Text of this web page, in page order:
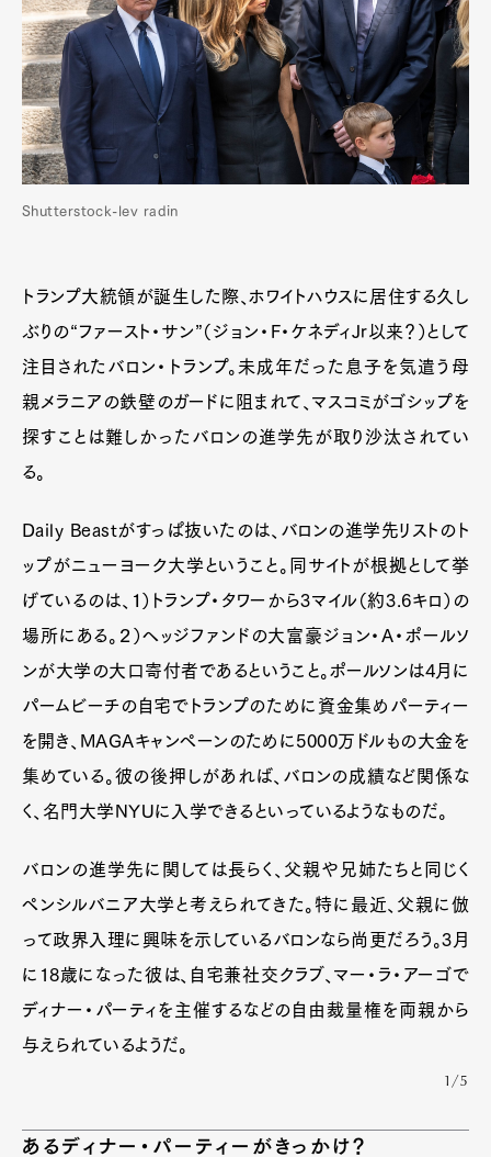
Shutterstock-lev radin
トランプ大統領が誕生した際、ホワイトハウスに居住する久し
ぶりの“ファースト・サン”（ジョン・F・ケネディJr以来？）として
注目されたバロン・トランプ。未成年だった息子を気遣う母
親メラニアの鉄壁のガードに阻まれて、マスコミがゴシップを
探すことは難しかったバロンの進学先が取り沙汰されてい
る。
Daily Beastがすっぱ抜いたのは、バロンの進学先リストのト
ップがニューヨーク大学ということ。同サイトが根拠として挙
げているのは、１）トランプ・タワーから3マイル（約3.6キロ）の
場所にある。２）ヘッジファンドの大富豪ジョン・A・ポールソ
ンが大学の大口寄付者であるということ。ポールソンは4月に
パームビーチの自宅でトランプのために資金集めパーティー
を開き、MAGAキャンペーンのために5000万ドルもの大金を
集めている。彼の後押しがあれば、バロンの成績など関係な
く、名門大学NYUに入学できるといっているようなものだ。
バロンの進学先に関しては長らく、父親や兄姉たちと同じく
ペンシルバニア大学と考えられてきた。特に最近、父親に倣
って政界入理に興味を示しているバロンなら尚更だろう。3月
に18歳になった彼は、自宅兼社交クラブ、マー・ラ・アーゴで
ディナー・パーティを主催するなどの自由裁量権を両親から
与えられているようだ。
1/5
あるディナー・パーティーがきっかけ？